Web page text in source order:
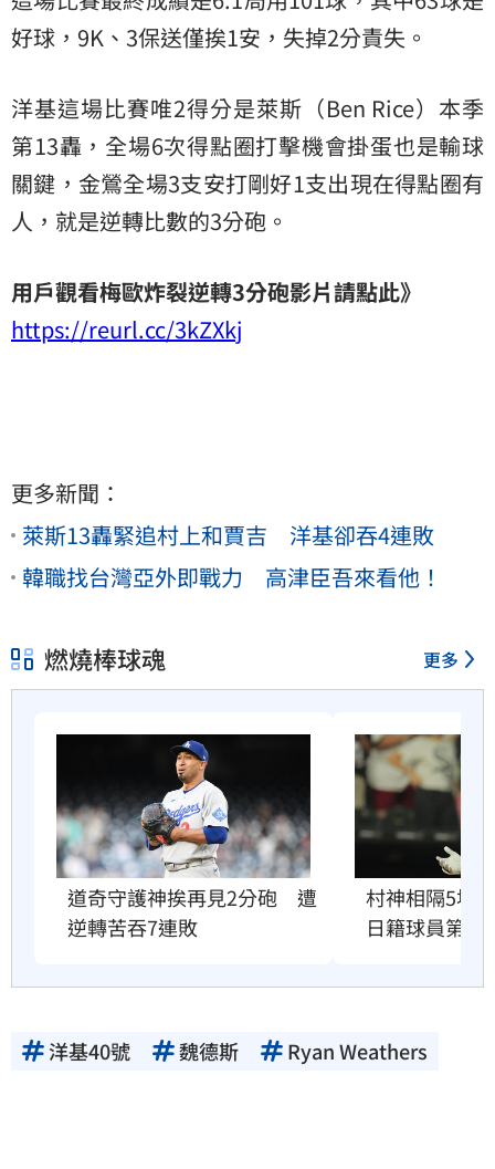
好球，9K、3保送僅挨1安，失掉2分責失。
洋基這場比賽唯2得分是萊斯（Ben Rice）本季
第13轟，全場6次得點圈打擊機會掛蛋也是輸球
關鍵，金鶯全場3支安打剛好1支出現在得點圈有
人，就是逆轉比數的3分砲。
用戶觀看梅歐炸裂逆轉3分砲影片請點此》
https://reurl.cc/3kZXkj
更多新聞：
萊斯13轟緊追村上和賈吉 洋基卻吞4連敗
韓職找台灣亞外即戰力 高津臣吾來看他！
燃燒棒球魂 更多
道奇守護神挨再見2分砲　遭
逆轉苦吞7連敗
村神相隔5場
日籍球員第2多
洋基40號 魏德斯 Ryan Weathers